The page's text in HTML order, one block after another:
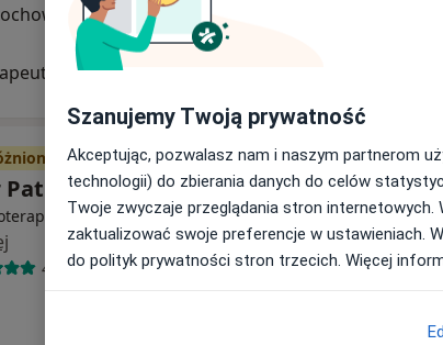
Mapa
Bujak
Psycholog·
43 opinie
Dziś
6 Sie
Jutro
7 Sie
Umawianie
Szanujemy Twoją prywatność
Akceptując, pozwalasz nam i naszym partnerom
technologii) do zbierania danych do celów
Twoje zwyczaje przeglądania stron internetowych.
zaktualizować swoje preferencje w ustawieniach.
do polityk prywatności stron trzecich. Więcej